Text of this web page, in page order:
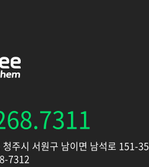
주시 서원구 남이면 남석로 151-35
7312